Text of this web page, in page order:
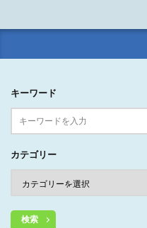
キーワード
カテゴリー
検索